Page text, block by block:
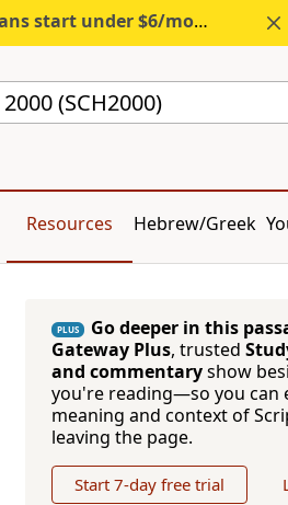
start under $6/month. Start
(SCH2000)
Resources Hebrew/Greek
PLUS Go deeper in this
Gateway Plus, trusted
and commentaryshow
you're reading—so you can
meaning and context of
leaving the page.
Start 7-day free trial